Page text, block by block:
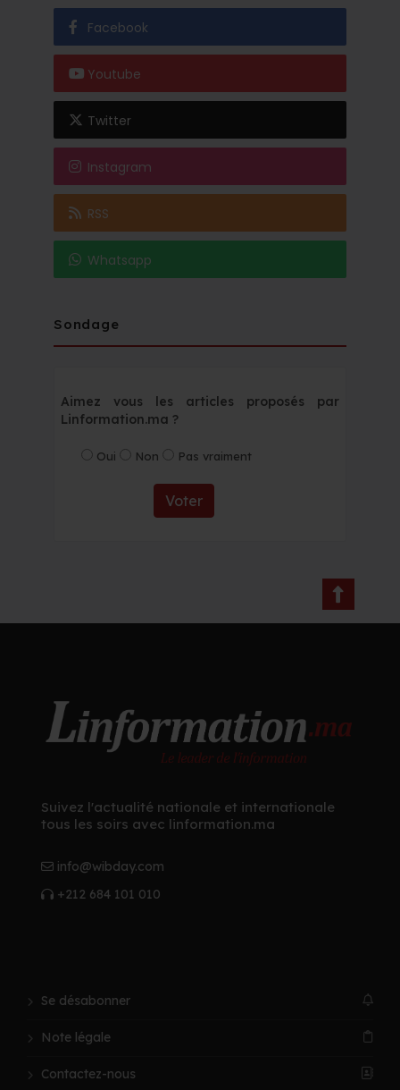
Facebook
Youtube
Twitter
Instagram
RSS
Whatsapp
Sondage
Aimez vous les articles proposés par
Linformation.ma ?
Oui Non Pas vraiment
Voter
Suivez l'actualité nationale et internationale
tous les soirs avec linformation.ma
info@wibday.com
+212 684 101 010
Se désabonner
Note légale
Contactez-nous